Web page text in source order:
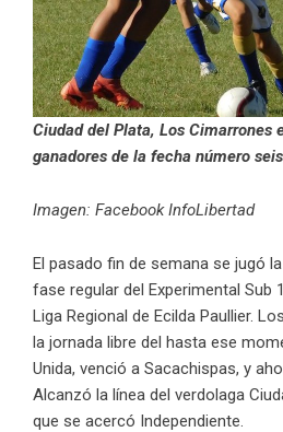
Ciudad del Plata, Los Cimarrones
ganadores de la fecha número seis
Imagen: Facebook InfoLibertad
El pasado fin de semana se jugó
fase regular del Experimental Sub
Liga Regional de Ecilda Paullier.
la jornada libre del hasta ese
Unida, venció a Sacachispas, y
Alcanzó la línea del verdolaga
que se acercó Independiente.